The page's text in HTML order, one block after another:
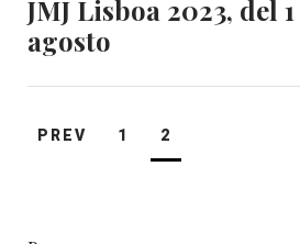
JMJ Lisboa 2023, del
agosto
Paginación
PREV 1 2